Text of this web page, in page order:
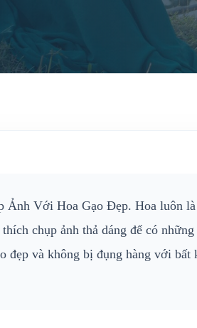
Ảnh Với Hoa Gạo Đẹp. Hoa luôn
chụp ảnh thả dáng để có
đẹp và không bị đụng hàng với